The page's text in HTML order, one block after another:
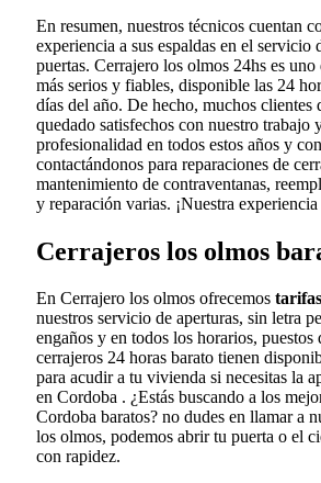
En resumen, nuestros técnicos cuentan
experiencia a sus espaldas en el servicio
puertas. Cerrajero los olmos 24hs es uno
más serios y fiables, disponible las 24
días del año. De hecho, muchos clientes
quedado satisfechos con nuestro trabajo
profesionalidad en todos estos años y
contactándonos para reparaciones de
mantenimiento de contraventanas,
y reparación varias. ¡Nuestra
Cerrajeros los olmos
En Cerrajero los olmos ofrecemos
nuestros servicio de aperturas, sin letra
engaños y en todos los horarios, puestos
cerrajeros 24 horas barato tienen
para acudir a tu vivienda si necesitas la
en Cordoba . ¿Estás buscando a los
Cordoba baratos? no dudes en llamar a
los olmos, podemos abrir tu puerta o el
con rapidez.